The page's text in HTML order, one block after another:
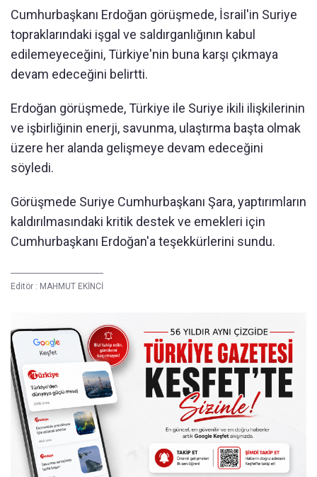
Cumhurbaşkanı Erdoğan görüşmede, İsrail'in Suriye
topraklarındaki işgal ve saldırganlığının kabul
edilemeyeceğini, Türkiye'nin buna karşı çıkmaya
devam edeceğini belirtti.
Erdoğan görüşmede, Türkiye ile Suriye ikili ilişkilerinin
ve işbirliğinin enerji, savunma, ulaştırma başta olmak
üzere her alanda gelişmeye devam edeceğini
söyledi.
Görüşmede Suriye Cumhurbaşkanı Şara, yaptırımların
kaldırılmasındaki kritik destek ve emekleri için
Cumhurbaşkanı Erdoğan'a teşekkürlerini sundu.
Editör : MAHMUT EKİNCİ